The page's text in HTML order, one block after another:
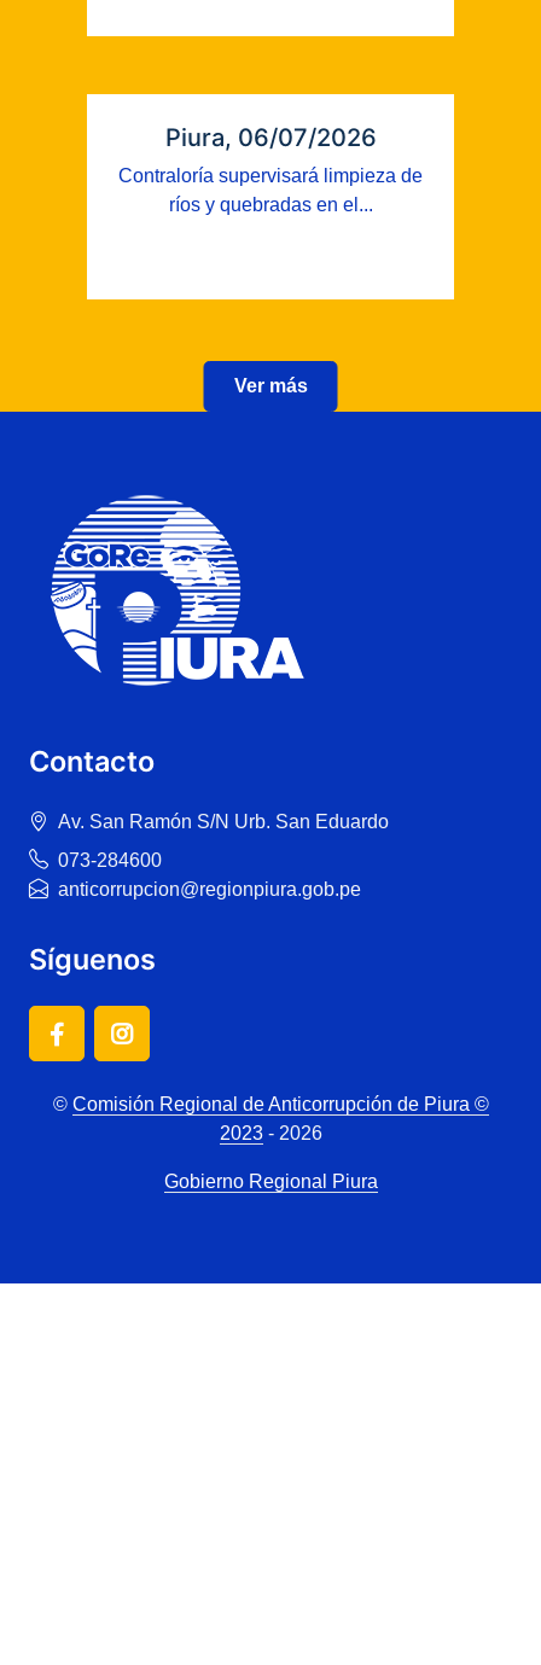
Piura, 06/07/2026
Contraloría supervisará limpieza de
ríos y quebradas en el...
Ver más
Contacto
Av. San Ramón S/N Urb. San Eduardo
073-284600
anticorrupcion@regionpiura.gob.pe
Síguenos
© Comisión Regional de Anticorrupción de Piura ©
2023- 2026
Gobierno Regional Piura